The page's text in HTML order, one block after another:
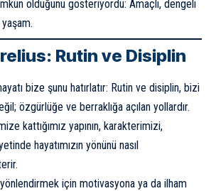
olduğunu gösteriyordu: Amaçlı, dengeli
Rutin ve Disiplin
bize şunu hatırlatır: Rutin ve disiplin, bizi
özgürlüğe ve berraklığa açılan yollardır.
kattığımız yapının, karakterimizi,
hayatımızın yönünü nasıl
için motivasyona ya da ilham